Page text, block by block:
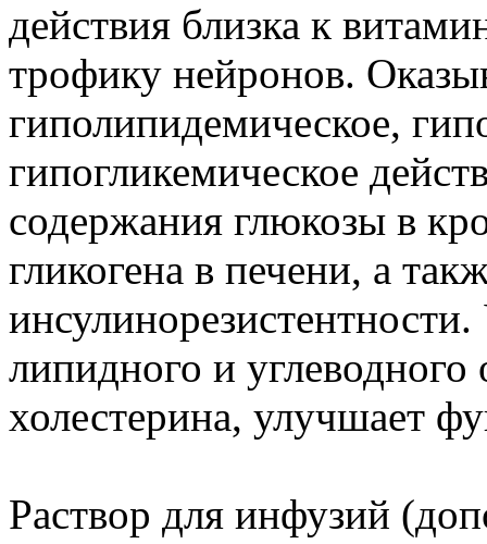
действия близка к
трофику нейронов.
гиполипидемическое,
гипогликемическое
содержания глюкозы в
гликогена в печени, а
липидного и
холестерина, улучшает
Раствор для инфузий